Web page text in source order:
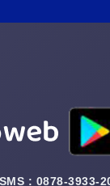
: 0878-3933-